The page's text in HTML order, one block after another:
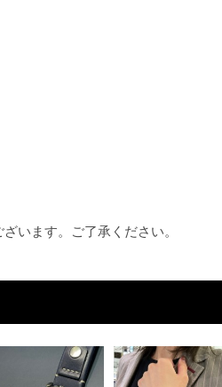
います。ご了承ください。